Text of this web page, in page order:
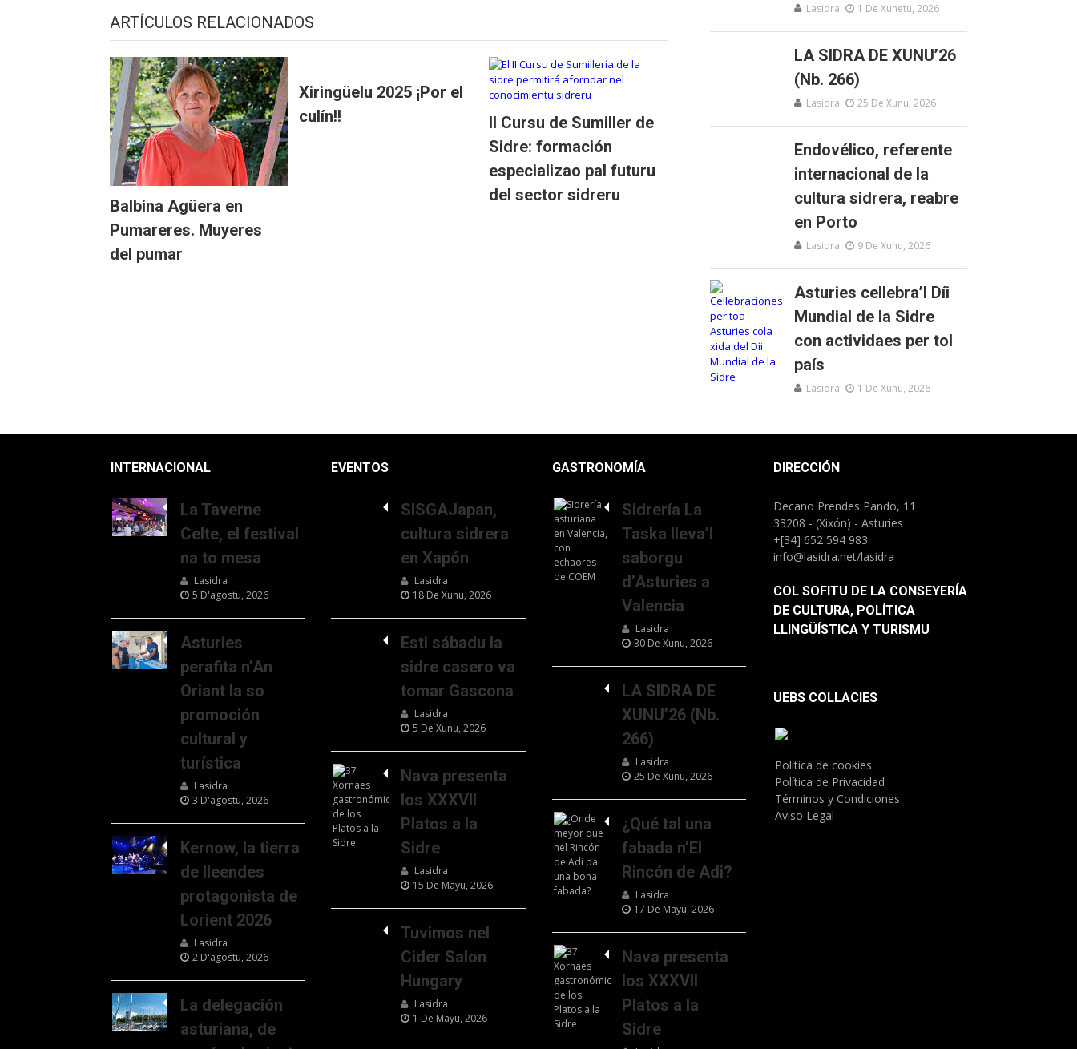
ARTÍCULOS RELACIONADOS
Balbina Agüera en
Pumareres. Muyeres
del pumar
Xiringüelu 2025 ¡Por el
culín!!
II Cursu de Sumiller de
Sidre: formación
especializao pal futuru
del sector sidreru
Lasidra 1 De Xunetu, 2026
LA SIDRA DE XUNU’26
(Nb. 266)
Lasidra 25 De Xunu, 2026
Endovélico, referente
internacional de la
cultura sidrera, reabre
en Porto
Lasidra 9 De Xunu, 2026
Asturies cellebra’l Díi
Mundial de la Sidre
con actividaes per tol
país
Lasidra 1 De Xunu, 2026
INTERNACIONAL
La Taverne
Celte, el festival
na to mesa
Lasidra
5 D'agostu, 2026
Asturies
perafita n’An
Oriant la so
promoción
cultural y
turística
Lasidra
3 D'agostu, 2026
Kernow, la tierra
de lleendes
protagonista de
Lorient 2026
Lasidra
2 D'agostu, 2026
La delegación
asturiana, de
EVENTOS
SISGAJapan,
cultura sidrera
en Xapón
Lasidra
18 De Xunu, 2026
Esti sábadu la
sidre casero va
tomar Gascona
Lasidra
5 De Xunu, 2026
Nava presenta
los XXXVII
Platos a la
Sidre
Lasidra
15 De Mayu, 2026
Tuvimos nel
Cider Salon
Hungary
Lasidra
1 De Mayu, 2026
GASTRONOMÍA
Sidrería La
Taska lleva’l
saborgu
d’Asturies a
Valencia
Lasidra
30 De Xunu, 2026
LA SIDRA DE
XUNU’26 (Nb.
266)
Lasidra
25 De Xunu, 2026
¿Qué tal una
fabada n’El
Rincón de Adi?
Lasidra
17 De Mayu, 2026
Nava presenta
los XXXVII
Platos a la
Sidre
DIRECCIÓN
Decano Prendes Pando, 11
33208 - (Xixón) - Asturies
+[34] 652 594 983
info@lasidra.net/lasidra
COL SOFITU DE LA CONSEYERÍA
DE CULTURA, POLÍTICA
LLINGÜÍSTICA Y TURISMU
UEBS COLLACIES
Política de cookies
Política de Privacidad
Términos y Condiciones
Aviso Legal